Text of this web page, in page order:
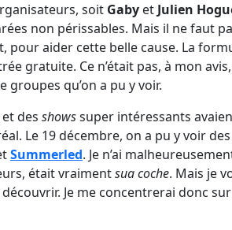
soit Gaby et Julien
non périssables. Mais il ne faut
pour aider cette belle cause. La
gratuite. Ce n’était pas, à mon
qu’on a pu y voir.
des showssuper intéressants
Le 19 décembre, on a pu y voir
Summerled. Je n’ai
était vraimentsua coche. Mais je
Je me concentrerai donc